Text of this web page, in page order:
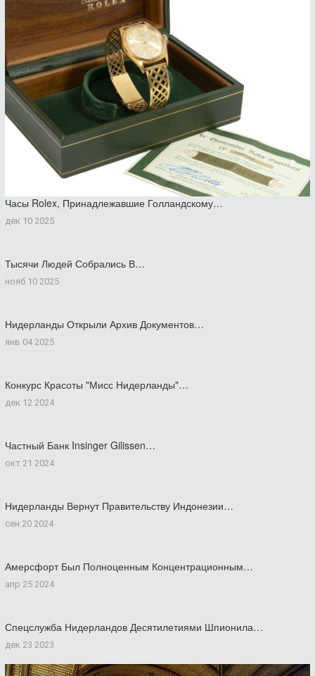
Часы Rolex, Принадлежавшие Голландскому…
дек 10 2025
Тысячи Людей Собрались В…
нояб 10 2025
Нидерланды Открыли Архив Документов…
янв 04 2025
Конкурс Красоты "Мисс Нидерланды"…
дек 12 2024
Частный Банк Insinger Gilissen…
окт 21 2024
Нидерланды Вернут Правительству Индонезии…
сен 20 2024
Амерсфорт Был Полноценным Концентрационным…
апр 25 2024
Спецслужба Нидерландов Десятилетиями Шпионила…
дек 23 2023